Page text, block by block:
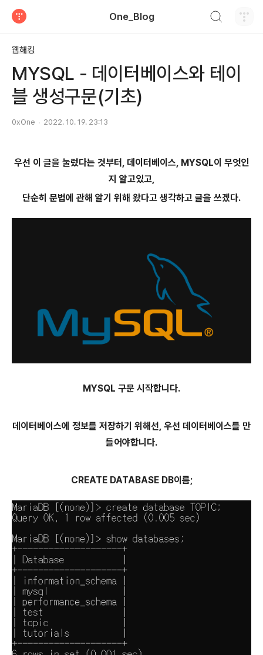
One_Blog
웹해킹
MYSQL - 데이터베이스와 테이
블 생성구문(기초)
0xOne 2022. 10. 19. 23:13
우선 이 글을 눌렀다는 것부터, 데이터베이스, MYSQL이 무엇인
지 알고있고,
단순히 문법에 관해 알기 위해 왔다고 생각하고 글을 쓰겠다.
MYSQL 구문 시작합니다.
데이터베이스에 정보를 저장하기 위해선, 우선 데이터베이스를 만
들어야합니다.
CREATE DATABASE DB이름;